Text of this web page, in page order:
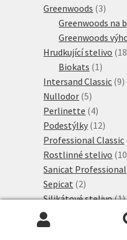
Greenwoods 33
Greenwoods na
Greenwoods
Hrudkující stelivo 18
Biokats 1 1
produkt
Intersand Classic 99
Nullodor 55
produktů
Perlinette 44
produkty
Podestýlky 1212
Professional Classic
Rostlinné stelivo 10
Sanicat Professional
Sepicat 22
produkty
Silikátové stelivo 11
Tigerino Premium
Tigerino